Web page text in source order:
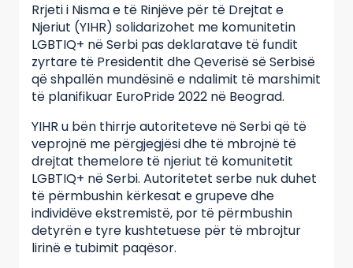
Rrjeti i Nisma e të Rinjëve për të Drejtat e
Njeriut (YIHR) solidarizohet me komunitetin
LGBTIQ+ në Serbi pas deklaratave të fundit
zyrtare të Presidentit dhe Qeverisë së Serbisë
që shpallën mundësinë e ndalimit të marshimit
të planifikuar EuroPride 2022 në Beograd.
YIHR u bën thirrje autoriteteve në Serbi që të
veprojnë me përgjegjësi dhe të mbrojnë të
drejtat themelore të njeriut të komunitetit
LGBTIQ+ në Serbi. Autoritetet serbe nuk duhet
të përmbushin kërkesat e grupeve dhe
individëve ekstremistë, por të përmbushin
detyrën e tyre kushtetuese për të mbrojtur
lirinë e tubimit paqësor.